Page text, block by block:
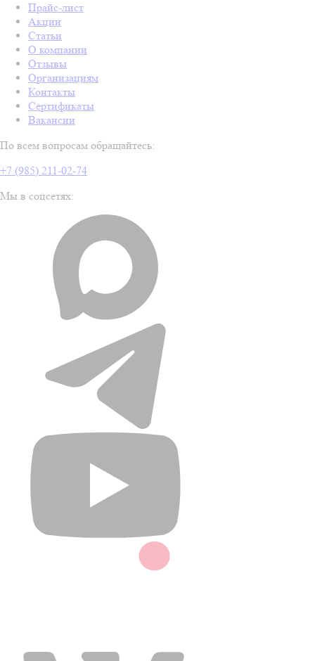
Прайс-лист
Акции
Статьи
О компании
Отзывы
Организациям
Контакты
Сертификаты
Вакансии
По всем вопросам обращайтесь:
+7 (985) 211-02-74
Мы в соцсетях: